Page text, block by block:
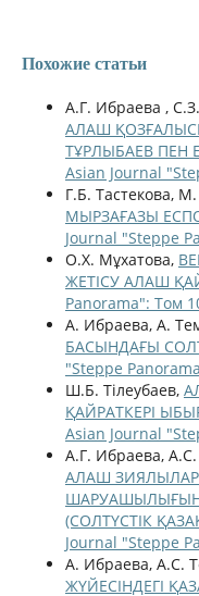
Похожие статьи
А.Г. Ибраева ,
АЛАШ
ТҰРЛЫБАЕВ ПЕН
Asian Journal
Г.Б. Тастекова,
МЫРЗАҒАЗЫ
Journal "Steppe
О.Х. Мұхатова,
ЖЕТІСУ АЛАШ
Panorama": Том
А. Ибраева, А.
БАСЫНДАҒЫ
"Steppe
Ш.Б. Тілеубаев,
ҚАЙРАТКЕРІ
Asian Journal
А.Г. Ибраева,
АЛАШ
ШАРУАШЫЛЫҒЫН
(СОЛТҮСТІК
Journal "Steppe
А. Ибраева, А.С.
ЖҮЙЕСІНДЕГІ